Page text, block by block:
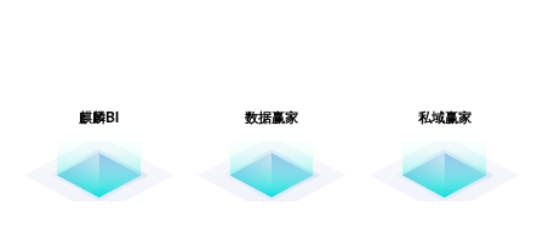
麒麟BI 数据赢家 私域赢家